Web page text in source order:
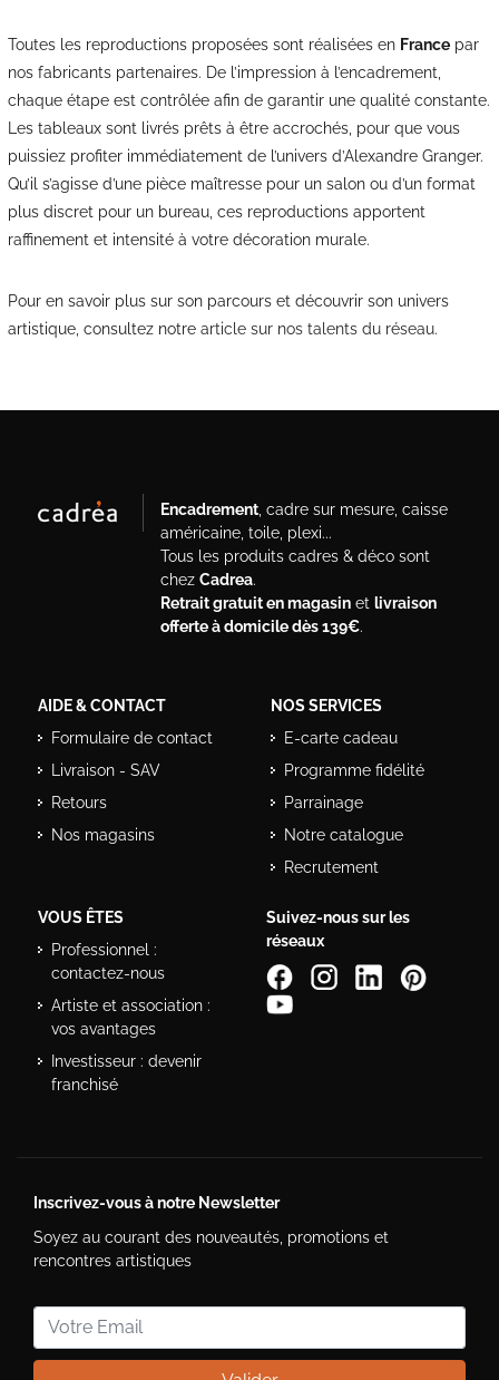
Toutes les reproductions proposées sont réalisées en Francepar
nos fabricants partenaires. De l’impression à l’encadrement,
chaque étape est contrôlée afin de garantir une qualité constante.
Les tableaux sont livrés prêts à être accrochés, pour que vous
puissiez profiter immédiatement de l’univers d’Alexandre Granger.
Qu’il s’agisse d’une pièce maîtresse pour un salon ou d’un format
plus discret pour un bureau, ces reproductions apportent
raffinement et intensité à votre décoration murale.
Pour en savoir plus sur son parcours et découvrir son univers
artistique, consultez notre article sur nos talents du réseau.
Encadrement, cadre sur mesure, caisse
américaine, toile, plexi...
Tous les produits cadres & déco sont
chez Cadrea.
Retrait gratuit en magasinet livraison
offerte à domicile dès 139€.
AIDE & CONTACT
Formulaire de contact
Livraison - SAV
Retours
Nos magasins
NOS SERVICES
E-carte cadeau
Programme fidélité
Parrainage
Notre catalogue
Recrutement
VOUS ÊTES
Professionnel :
contactez-nous
Artiste et association :
vos avantages
Investisseur : devenir
franchisé
Suivez-nous sur les
réseaux
Inscrivez-vous à notre Newsletter
Soyez au courant des nouveautés, promotions et
rencontres artistiques